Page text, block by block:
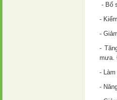
- Bổ
-
-
-
mưa.
-
-